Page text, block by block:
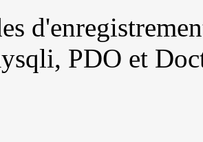
PDO et